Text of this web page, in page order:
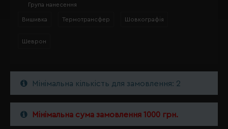
Група нанесення
Вишивка Термотрансфер Шовкографія
Шеврон
Мінімальна кількість для замовлення: 2
Мінімальна сума замовлення 1000 грн.